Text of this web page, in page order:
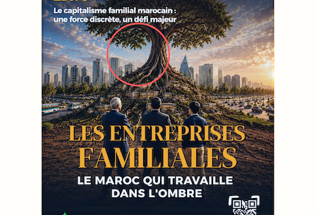
Inscription à la newsletter